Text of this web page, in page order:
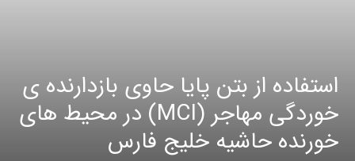
استفاده از بتن پایا حاوی بازدارنده ی
خوردگی مهاجر (MCI) در محیط های
خورنده حاشیه خلیج فارس